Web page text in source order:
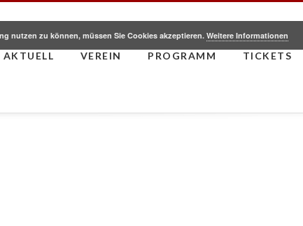
AKTUELL VEREIN PROGRAMM TICKETS
nutzen zu können, müssen Sie Cookies akzeptieren. Weitere Informationen